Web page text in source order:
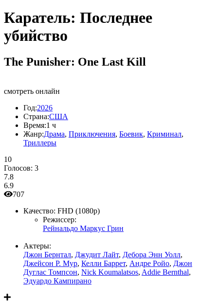
Каратель: Последнее
убийство
The Punisher: One Last Kill
смотреть онлайн
Год:2026
Страна:США
Время:1 ч
Жанр:Драма, Приключения, Боевик, Криминал,
Триллеры
10
Голосов: 3
7.8
6.9
707
Качество: FHD (1080p)
Режиссер:
Рейнальдо Маркус Грин
Актеры:
Джон Бернтал, Джудит Лайт, Дебора Энн Уолл,
Джейсон Р. Мур, Келли Баррет, Андре Ройо, Джон
Дуглас Томпсон, Nick Koumalatsos, Addie Bernthal,
Эдуардо Кампирано